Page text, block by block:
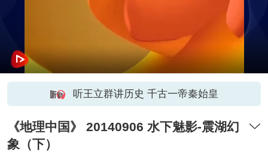
听王立群讲历史 千古一帝秦始皇
《地理中国》 20140906 水下魅影-震湖幻
象（下）